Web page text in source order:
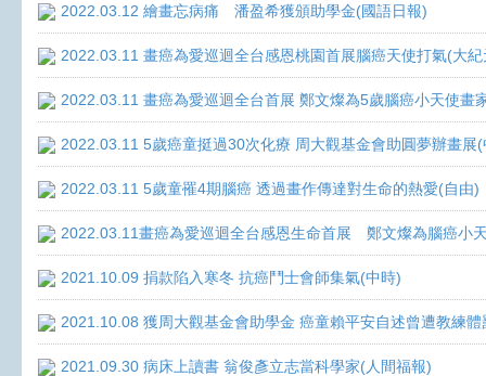
2022.03.12 繪畫忘病痛 潘盈希獲頒助學金(國語日報)
2022.03.11 畫癌為愛巡迴全台感恩桃園首展腦癌天使打氣(大紀
2022.03.11 畫癌為愛巡迴全台首展 鄭文燦為5歲腦癌小天使畫
2022.03.11 5歲癌童挺過30次化療 周大觀基金會助圓夢辦畫展
2022.03.11 5歲童罹4期腦癌 透過畫作傳達對生命的熱愛(自由)
2022.03.11畫癌為愛巡迴全台感恩生命首展 鄭文燦為腦癌小
2021.10.09 捐款陷入寒冬 抗癌鬥士會師集氣(中時)
2021.10.08 獲周大觀基金會助學金 癌童賴平安自述曾遭教練體
2021.09.30 病床上讀書 翁俊彥立志當科學家(人間福報)